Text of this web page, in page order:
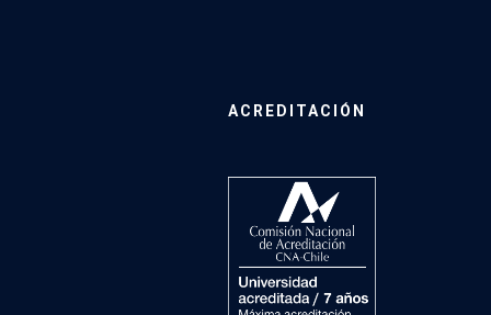
ACREDITACIÓN